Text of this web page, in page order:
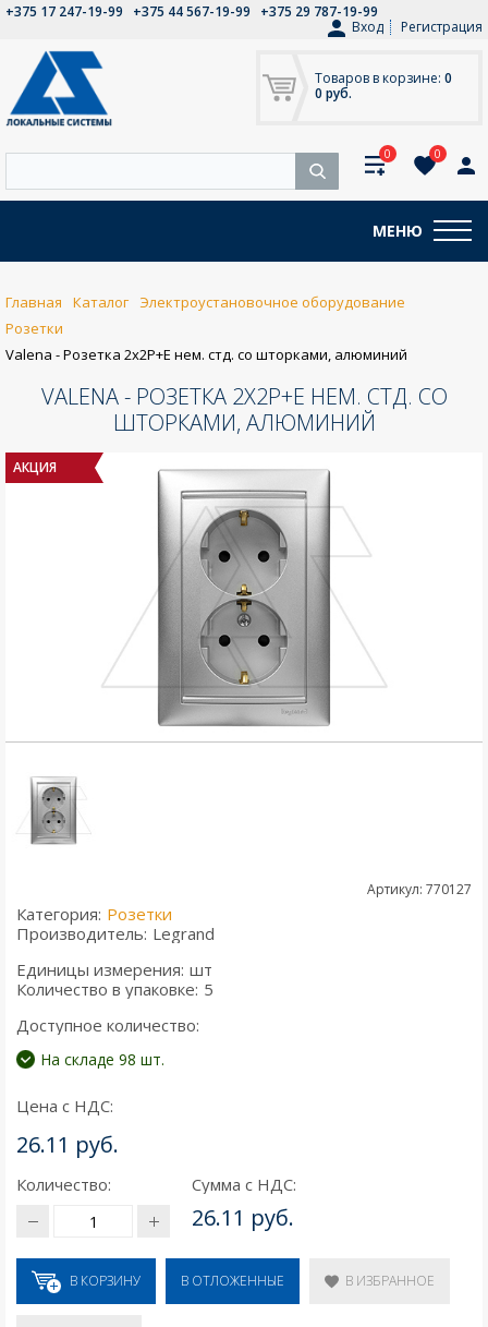
+375 17 247-19-99 +375 44 567-19-99
+375 29 787-19-99
Вход
Регистрация
Товаров в корзине: 0
0 руб.
0 0
МЕНЮ
Главная Каталог
Электроустановочное оборудование
Розетки
Valena - Розетка 2x2P+E нем. стд. со шторками, алюминий
VALENA - РОЗЕТКА 2X2P+E НЕМ. СТД. СО
ШТОРКАМИ, АЛЮМИНИЙ
АКЦИЯ
Артикул: 770127
Категория: Розетки
Производитель: Legrand
Единицы измерения: шт
Количество в упаковке: 5
Доступное количество:
На складе 98 шт.
Цена с НДС:
26.11 руб.
Количество: Сумма с НДС:
26.11 руб.
В КОРЗИНУ В ОТЛОЖЕННЫЕ В ИЗБРАННОЕ